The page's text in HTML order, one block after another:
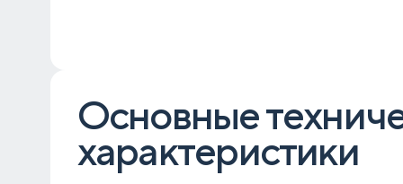
Основные
характеристики